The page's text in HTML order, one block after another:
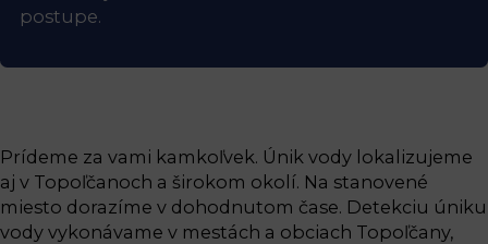
postupe.
Prídeme za vami kamkoľvek. Únik vody lokalizujeme
aj v Topoľčanoch a širokom okolí. Na stanovené
miesto dorazíme v dohodnutom čase. Detekciu úniku
vody vykonávame v mestách a obciach Topoľčany,